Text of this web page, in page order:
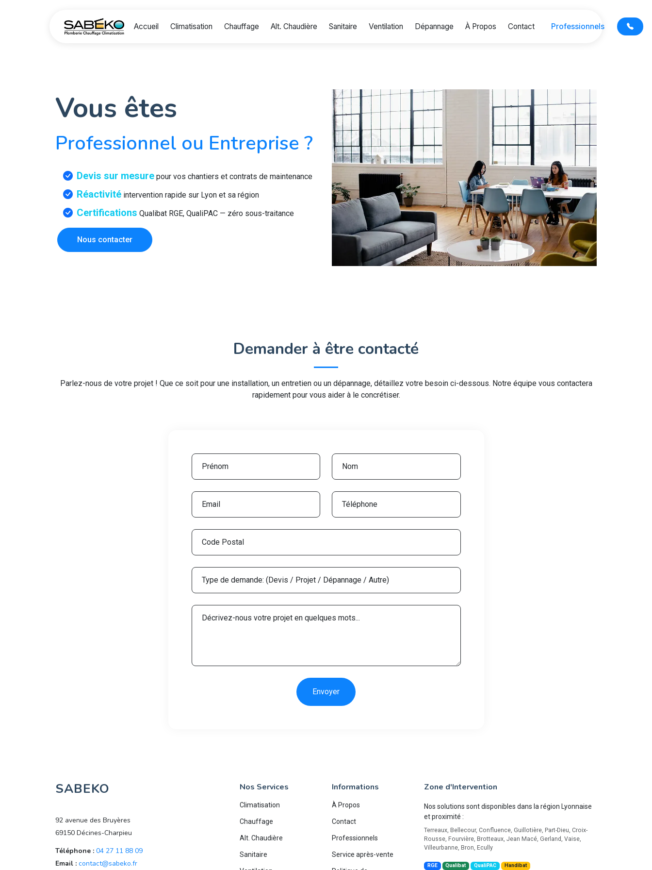
Accueil Climatisation Chauffage Alt. Chaudière Sanitaire Ventilation Dépannage À Propos Contact Professionnels
Vous êtes
Professionnel ou Entreprise ?
Devis sur mesure pour vos chantiers et contrats de maintenance
Réactivité intervention rapide sur Lyon et sa région
Certifications Qualibat RGE, QualiPAC — zéro sous-traitance
Nous contacter
Demander à être contacté
Parlez-nous de votre projet ! Que ce soit pour une installation, un entretien ou un dépannage, détaillez votre besoin ci-dessous. Notre équipe vous contactera
rapidement pour vous aider à le concrétiser.
Envoyer
SABEKO
92 avenue des Bruyères
69150 Décines-Charpieu
Téléphone : 04 27 11 88 09
Email : contact@sabeko.fr
Nos Services
Climatisation
Chauffage
Alt. Chaudière
Sanitaire
Informations
À Propos
Contact
Professionnels
Service après-vente
Zone d'Intervention
Nos solutions sont disponibles dans la région Lyonnaise
et proximité :
Terreaux, Bellecour, Confluence, Guillotière, Part-Dieu, Croix-
Rousse, Fourvière, Brotteaux, Jean Macé, Gerland, Vaise,
Villeurbanne, Bron, Ecully
RGE Qualibat QualiPAC Handibat